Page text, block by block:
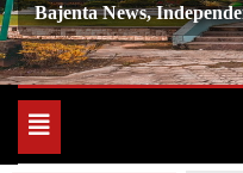
Bajenta News,
Toggle
navigation